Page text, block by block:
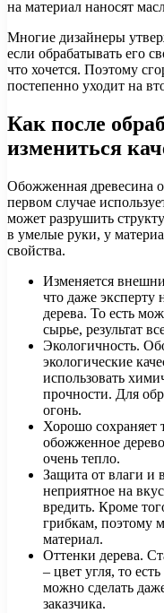
на материал наносят
Многие дизайнеры
если обрабатывать его
что хочется. Поэтому
постепенно уходит на
Как после
измениться
Обожженная древесина
первом случае
может разрушить
в умелые руки, у
свойства.
Изменяется
что даже эксперту
дерева. То есть
сырье, результат
Экологичность.
экологические
использовать
прочности. Для
огонь.
Хорошо сохраняет
обожженное
очень тепло.
Защита от влаги и
неприятное на
вредить. Кроме
грибкам, поэтому
материал.
Оттенки дерева.
– цвет угля, то
можно сделать
заказчика.